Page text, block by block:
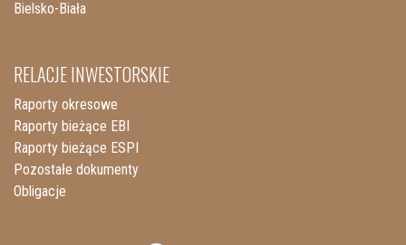
Bielsko-Biała
RELACJE INWESTORSKIE
Raporty okresowe
Raporty bieżące EBI
Raporty bieżące ESPI
Pozostałe dokumenty
Obligacje